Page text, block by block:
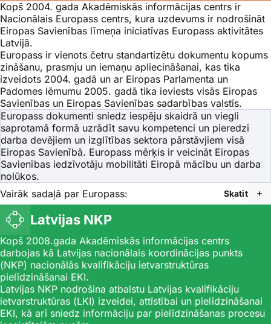
Kopš 2004. gada Akadēmiskās informācijas centrs ir
Nacionālais Europass centrs, kura uzdevums ir nodrošināt
Eiropas Savienības līmeņa iniciatīvas Europass aktivitātes
Latvijā.
Europass ir vienots četru standartizētu dokumentu kopums
zināšanu, prasmju un iemaņu apliecināšanai, kas tika
izveidots 2004. gadā un ar Eiropas Parlamenta un
Padomes lēmumu 2005. gadā tika ieviests visās Eiropas
Savienības un Eiropas Savienības sadarbības valstīs.
Europass dokumenti sniedz iespēju skaidrā un viegli
saprotamā formā uzrādīt savu kompetenci un pieredzi
darba devējiem un izglītības sektora pārstāvjiem visā
Eiropas Savienībā. Europass mērķis ir veicināt Eiropas
Savienības iedzīvotāju mobilitāti Eiropā mācību un darba
nolūkos.
Vairāk sadaļā par Europass:
Skatīt
Latvijas NKP
Kopš 2008.gada Akadēmiskās informācijas centrs
darbojas kā Latvijas nacionālais koordinācijas punkts
(NKP) nacionālās kvalifikāciju ietvarstruktūras
pielīdzināšanai EKI.
Latvijas NKP nodrošina atbalstu Latvijas kvalifikāciju
ietvarstruktūras (LKI) izveidei, attīstībai un pielīdzināšanai
EKI, kā arī sniedz informāciju par pielīdzināšanas procesu